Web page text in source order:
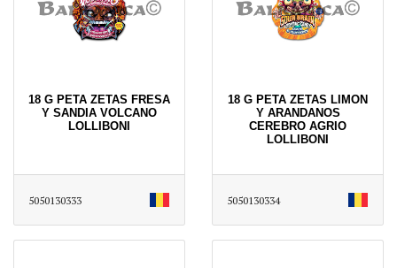
18 G PETA ZETAS FRESA
Y SANDIA VOLCANO
LOLLIBONI
5050130333
18 G PETA ZETAS LIMON
Y ARANDANOS
CEREBRO AGRIO
LOLLIBONI
5050130334